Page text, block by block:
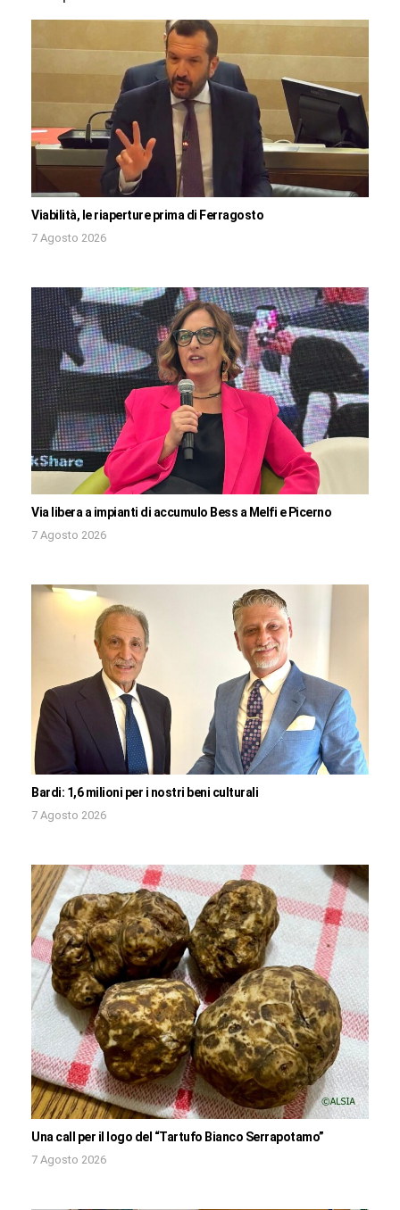
Viabilità, le riaperture prima di Ferragosto
7 Agosto 2026
Via libera a impianti di accumulo Bess a Melfi e Picerno
7 Agosto 2026
Bardi: 1,6 milioni per i nostri beni culturali
7 Agosto 2026
Una call per il logo del “Tartufo Bianco Serrapotamo”
7 Agosto 2026